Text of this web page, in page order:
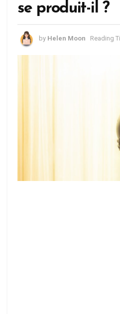
se produit-il ?
by Helen Moon Reading